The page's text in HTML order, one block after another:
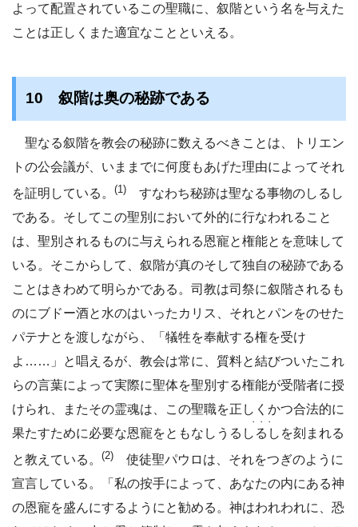
よって配置されているこの聖職に、叙階という名を与えた
ことは正しくまた適宜なことといえる。
10 叙階は奥の秘跡である
聖なる叙階を教会の秘跡に数えるべきことは、トリエン
トの公会議が、いままでに何度もあげた理由によってそれ
を証明している。 (1) すなわち秘跡は聖なる事物のしるし
である。そしてこの聖別において外的に行なわれること
は、聖別されるものに与えられる恩寵と権能とを意味して
いる。そこからして、叙階が真のそして独自の秘跡である
ことはきわめて明らかである。司教は司祭に叙階されるも
のにブドー酒と水のはいったカリス、それとパンをのせた
パテナとを渡しながら、「犠牲を奉献する権を受け
よ……」と唱えるが、教会は常に、質料と結びついたこれ
らの言葉によって実際に聖体を聖別する権能が受階者に授
けられ、またその霊魂は、この聖職を正しくかつ合法的に
果たすために必要な恩寵をともなしうる しるし
・・・
を刻まれる
と教えている。 (2) 使徒聖パウロは、それをつぎのように
宣言している。「私の按手によって、あなたの内にある神
の恩寵を盛んにするようにと勧める。神はわれわれに、恐